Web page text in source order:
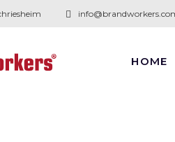
HOME